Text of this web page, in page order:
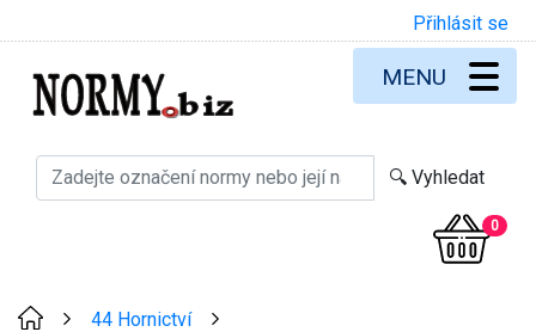
Přihlásit se
0
MENU
44 Hornictví